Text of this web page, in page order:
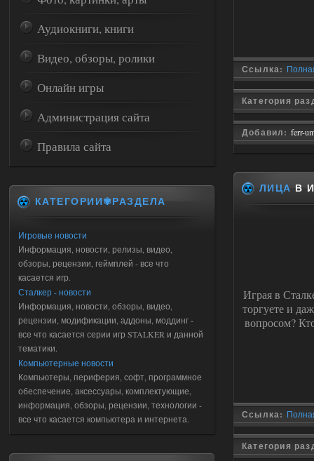
Ссылка:
Категория
Добавил: ferr-
ЛИЦА В
Играя в
торгуете и
вопросом?
Ссылка:
Категория
Аудиокниги, книги
Видео, обзоры, ролики
Онлайн игры
Администрация сайта
Правила сайта
КАТЕГОРИИ✾РАЗДЕЛА
Игровые новости
Информация, новости, релизы, видео,
обзоры, рецензии, геймплей - все что
касается игр.
Сталкер - новости
Информация, новости, обзоры, видео,
рецензии, модификации, аддоны, моддинг -
все что касается серии игр STALKER и данной
тематики.
Компьютерные новости
Компьютеры, периферия, софт, программное
обеспечение, аксессуары, комплектующие,
информация, обзоры, рецензии, технологии -
все что касается компьютера и интернета.